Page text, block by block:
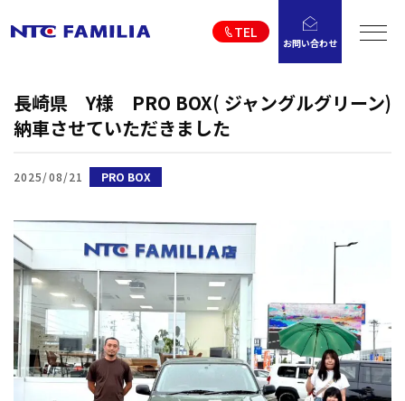
TEL
お問い合わせ
長崎県 Y様 PRO BOX( ジャングルグリーン)
納車させていただきました
2025/08/21 PRO BOX